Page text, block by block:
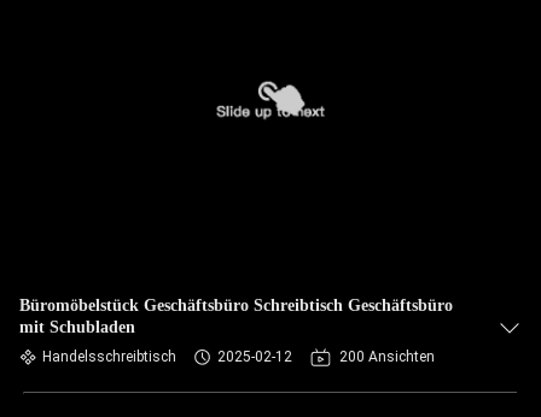
Büromöbelstück Geschäftsbüro Schreibtisch Geschäftsbüro
mit Schubladen
Handelsschreibtisch 2025-02-12 200 Ansichten